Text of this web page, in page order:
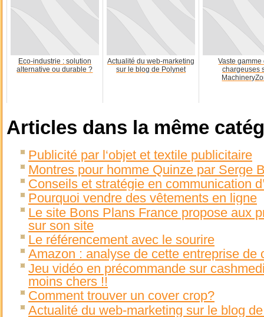
Eco-industrie : solution
alternative ou durable ?
Actualité du web-marketing
sur le blog de Polynet
Vaste gamme
chargeuses
Articles dans la même
Publicité par l‘objet et textile publicitaire
Montres pour homme Quinze par Serge
Conseils et stratégie en communication
Pourquoi vendre des vêtements en ligne
Le site Bons Plans France propose aux
sur son site
Le référencement avec le sourire
Amazon : analyse de cette entreprise de
Jeu vidéo en précommande sur
moins chers !!
Comment trouver un cover crop?
Actualité du web-marketing sur le blog